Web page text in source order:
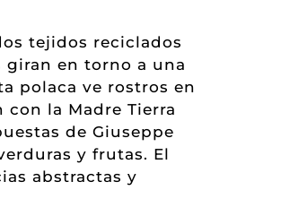
tejidos reciclados
giran en torno a una
polaca ve rostros en
la Madre Tierra
de Giuseppe
y frutas. El
abstractas y